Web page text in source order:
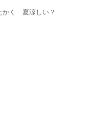
かく 夏涼しい？